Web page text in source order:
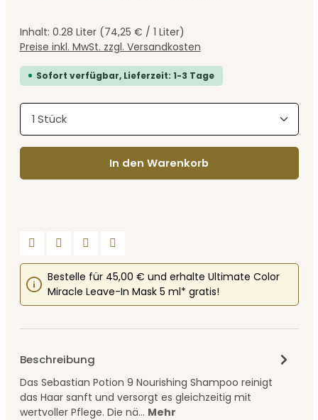
Inhalt: 0.28 Liter (74,25 € / 1 Liter)
Preise inkl. MwSt. zzgl. Versandkosten
Sofort verfügbar, Lieferzeit: 1-3 Tage
Produkt Anzahl: Gib den gewünschten Wert
In den Warenkorb
Bestelle für 45,00 € und erhalte Ultimate Color
Miracle Leave-In Mask 5 ml* gratis!
Beschreibung
Das Sebastian Potion 9 Nourishing Shampoo reinigt
das Haar sanft und versorgt es gleichzeitig mit
wertvoller Pflege. Die nä… Mehr